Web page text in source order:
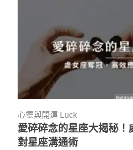
心靈與開運 Luck
愛碎碎念的星座大揭秘！
對星座溝通術